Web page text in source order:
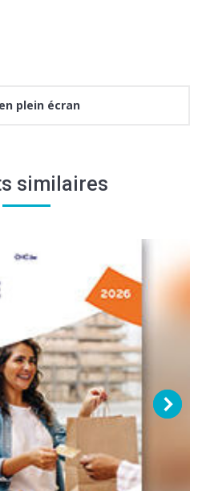
plein écran
similaires